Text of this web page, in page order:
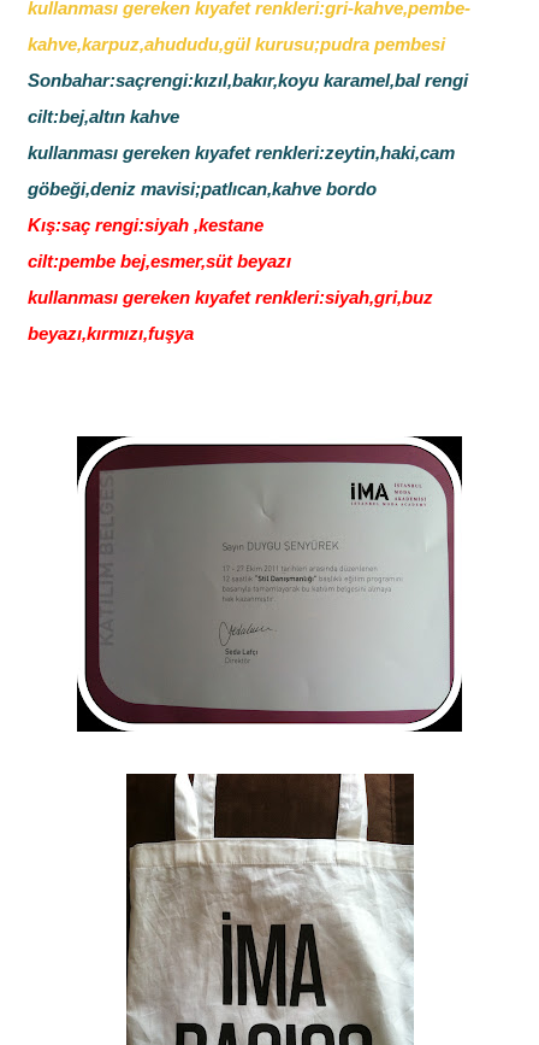
kullanması gereken kıyafet renkleri:gri-kahve,pembe-
kahve,karpuz,ahududu,gül kurusu;pudra pembesi
Sonbahar:saçrengi:kızıl,bakır,koyu karamel,bal rengi
cilt:bej,altın kahve
kullanması gereken kıyafet renkleri:zeytin,haki,cam
göbeği,deniz mavisi;patlıcan,kahve bordo
Kış:saç rengi:siyah ,kestane
cilt:pembe bej,esmer,süt beyazı
kullanması gereken kıyafet renkleri:siyah,gri,buz
beyazı,kırmızı,fuşya